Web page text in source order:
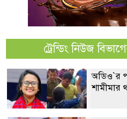
ট্রেন্ডিং নিউজ
অডিও‍‍`র
শামীমার